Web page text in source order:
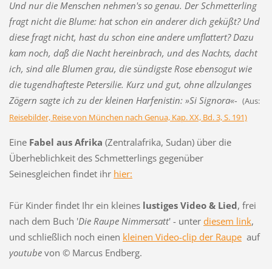
Und nur die Menschen nehmen's so genau. Der Schmetterling
fragt nicht die Blume: hat schon ein anderer dich geküßt? Und
diese fragt nicht, hast du schon eine andere umflattert? Dazu
kam noch, daß die Nacht hereinbrach, und des Nachts, dacht
ich, sind alle Blumen grau, die sündigste Rose ebensogut wie
die tugendhafteste Petersilie. Kurz und gut, ohne allzulanges
Zögern sagte ich zu der kleinen Harfenistin: »Si Signora«- (Aus:
Reisebilder, Reise von München nach Genua, Kap. XX, Bd. 3, S. 191)
Eine Fabel aus Afrika (Zentralafrika, Sudan) über die
Überheblichkeit des Schmetterlings gegenüber
Seinesgleichen findet ihr hier:
Für Kinder findet Ihr ein kleines lustiges Video & Lied, frei
nach dem Buch 'Die Raupe Nimmersatt' - unter diesem link,
und schließlich noch einen kleinen Video-clip der Raupeauf
youtube von © Marcus Endberg.